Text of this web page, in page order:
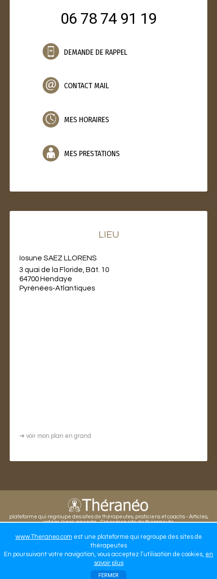
www.Theraneo.com est une plateforme qui regroupe des sites de
thérapeutes
En poursuivant votre navigation, vous acceptez l’utilisation de cookies, en
savoir plus
FERMER
06 78 74 91 19
DEMANDE DE RAPPEL
CONTACT MAIL
MES HORAIRES
MES PRESTATIONS
LIEU
Iosune SAEZ LLORENS
3 quai de la Floride, Bât. 10
64700 Hendaye
Pyrénées-Atlantiques
➜ voir mon plan en grand
plateforme qui regroupe des sites de thérapeutes, praticiens et coachs - Articles,
vidéos, livres, agenda - Créer mon site de thérapeute